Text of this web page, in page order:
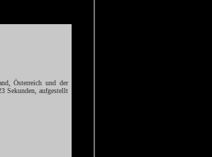
Österreich und der
Sekunden, aufgestellt